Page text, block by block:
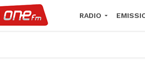
RADIO